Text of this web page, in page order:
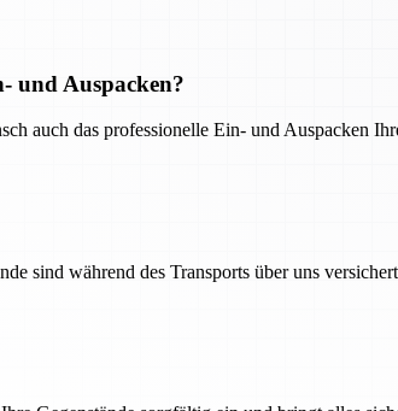
und Auspacken?
auch das professionelle Ein- und Auspacken
sind während des Transports über uns